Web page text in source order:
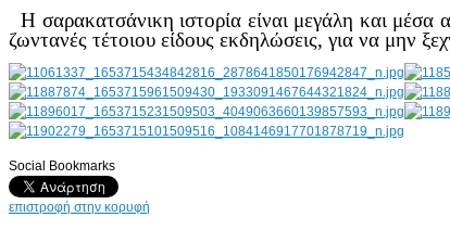
Η σαρακατσάνικη ιστορία είναι μεγάλη και
ζωντανές τέτοιου είδους εκδηλώσεις, για να μην
AdmirorGallery 4.5.0 , author/s
Social Bookmarks
επιστροφή στην κορυφή